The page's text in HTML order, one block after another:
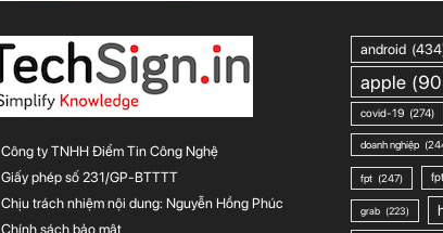
Công ty TNHH Điểm Tin Công Nghệ
Giấy phép số 231/GP-BTTTT
Chịu trách nhiệm nội dung: Nguyễn Hồng Phúc
Chính sách bảo mật
android
apple
covid-19 (274)
doanh nghiệp
fpt (247)
grab (223)